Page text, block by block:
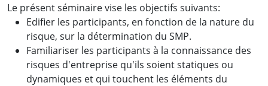
Le présent séminaire vise les objectifs suivants:
Edifier les participants, en fonction de la nature du
risque, sur la détermination du SMP.
Familiariser les participants à la connaissance des
risques d'entreprise qu'ils soient statiques ou
dynamiques et qui touchent les éléments du